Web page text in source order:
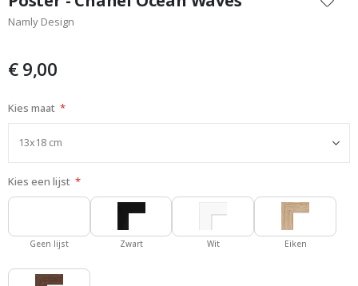
het
begin
afbeeldingen-
Namly Design
€ 9,00
Kies maat
Kies een lijst
Geen lijst Zwart Wit Eiken